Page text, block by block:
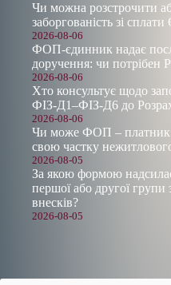
Чи можна розстрочити
заборгованість зі
2026-08-06
ФОП-єдинник надає
доручення: чи
2026-08-06
Хто консультує щодо
ФІЗ-Д1–ФІЗ-Д6 до
2026-08-06
Чи може ФОП – платник
свою частку
2026-08-05
За якою формою
першої або другої групи
внесків?
2026-08-05